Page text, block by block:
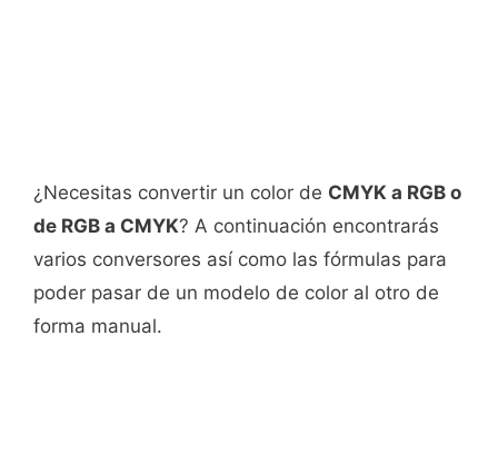
¿Necesitas convertir un color de CMYK a RGB o
de RGB a CMYK? A continuación encontrarás
varios conversores así como las fórmulas para
poder pasar de un modelo de color al otro de
forma manual.